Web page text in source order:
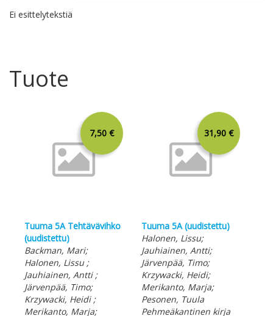
Ei esittelytekstiä
Tuote
7,50 €
Tuuma 5A Tehtävävihko
(uudistettu)
Backman, Mari;
Halonen, Lissu ;
Jauhiainen, Antti ;
Järvenpää, Timo;
Krzywacki, Heidi ;
Merikanto, Marja;
31,90 €
Tuuma 5A (uudistettu)
Halonen, Lissu;
Jauhiainen, Antti;
Järvenpää, Timo;
Krzywacki, Heidi;
Merikanto, Marja;
Pesonen, Tuula
Pehmeäkantinen kirja